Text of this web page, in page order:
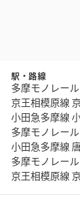
駅・路線
多摩モノレー
京王相模原線
小田急多摩線
多摩モノレー
小田急多摩線
多摩モノレー
京王相模原線